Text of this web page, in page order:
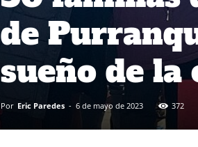
de
sueño de la
Por Eric Paredes - 6 de mayo de 2023 372